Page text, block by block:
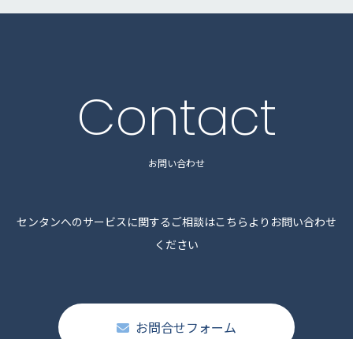
Contact
お問い合わせ
センタンへのサービスに関するご相談はこちらよりお問い合わせ
ください
お問合せフォーム